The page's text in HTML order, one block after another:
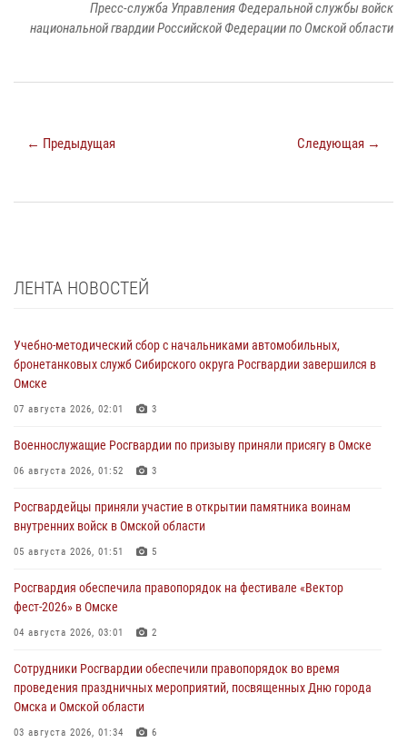
Пресс-служба Управления Федеральной службы войск
национальной гвардии Российской Федерации по Омской области
← Предыдущая Следующая →
ЛЕНТА НОВОСТЕЙ
Учебно-методический сбор с начальниками автомобильных,
бронетанковых служб Сибирского округа Росгвардии завершился в
Омске
07 августа 2026, 02:01 3
Военнослужащие Росгвардии по призыву приняли присягу в Омске
06 августа 2026, 01:52 3
Росгвардейцы приняли участие в открытии памятника воинам
внутренних войск в Омской области
05 августа 2026, 01:51 5
Росгвардия обеспечила правопорядок на фестивале «Вектор
фест-2026» в Омске
04 августа 2026, 03:01 2
Сотрудники Росгвардии обеспечили правопорядок во время
проведения праздничных мероприятий, посвященных Дню города
Омска и Омской области
03 августа 2026, 01:34 6